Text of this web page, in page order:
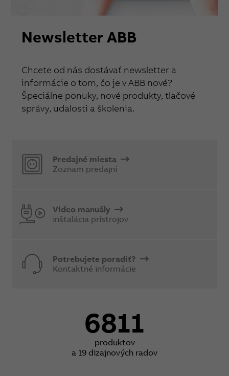
Newsletter ABB
Chcete od nás dostávať newsletter a
informácie o tom, čo je v ABB nové?
Špeciálne ponuky, nové produkty, tlačové
správy, udalosti a školenia.
Predajné miesta
Zoznam predajní
Video manuály
inštalácia prístrojov
Potrebujete poradiť?
Kontaktné informácie
6811
produktov
a 19 dizajnových radov